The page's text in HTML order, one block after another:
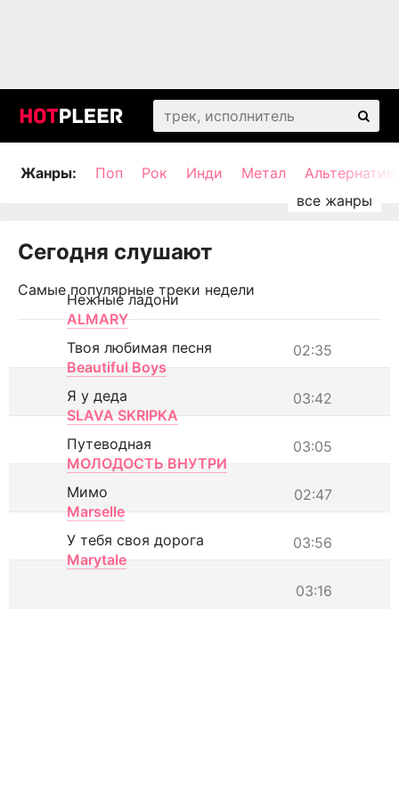
Жанры: Поп Рок Инди Метал
Сегодня слушают
Самые популярные треки недели
Нежные ладони
ALMARY
02:35
Твоя любимая песня
Beautiful Boys
03:42
Я у деда
SLAVA SKRIPKA
03:05
Путеводная
МОЛОДОСТЬ ВНУТРИ
02:47
Мимо
Marselle
03:56
У тебя своя дорога
Marytale
03:16